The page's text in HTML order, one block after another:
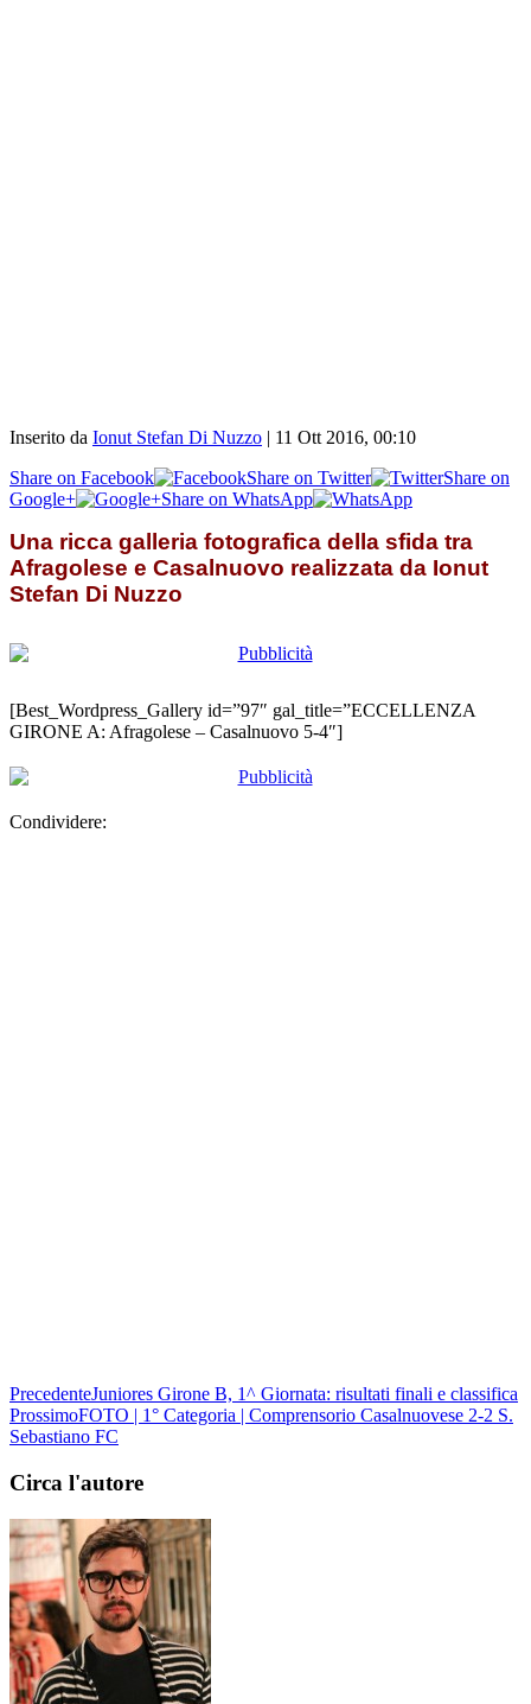
Inserito da Ionut Stefan Di Nuzzo | 11 Ott 2016, 00:10
Share on Facebook
Share on Twitter
Share on
Google+
Share on WhatsApp
Una ricca galleria fotografica della sfida tra
Afragolese e Casalnuovo realizzata da Ionut
Stefan Di Nuzzo
[Best_Wordpress_Gallery id=”97″ gal_title=”ECCELLENZA
GIRONE A: Afragolese – Casalnuovo 5-4″]
Condividere:
PrecedenteJuniores Girone B, 1^ Giornata: risultati finali e classifica
ProssimoFOTO | 1° Categoria | Comprensorio Casalnuovese 2-2 S.
Sebastiano FC
Circa l'autore